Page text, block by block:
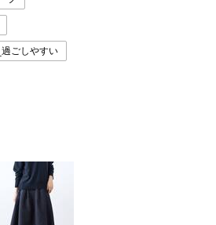
ごしやすい